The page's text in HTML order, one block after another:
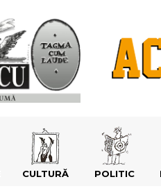
CULTURĂ POLITIC